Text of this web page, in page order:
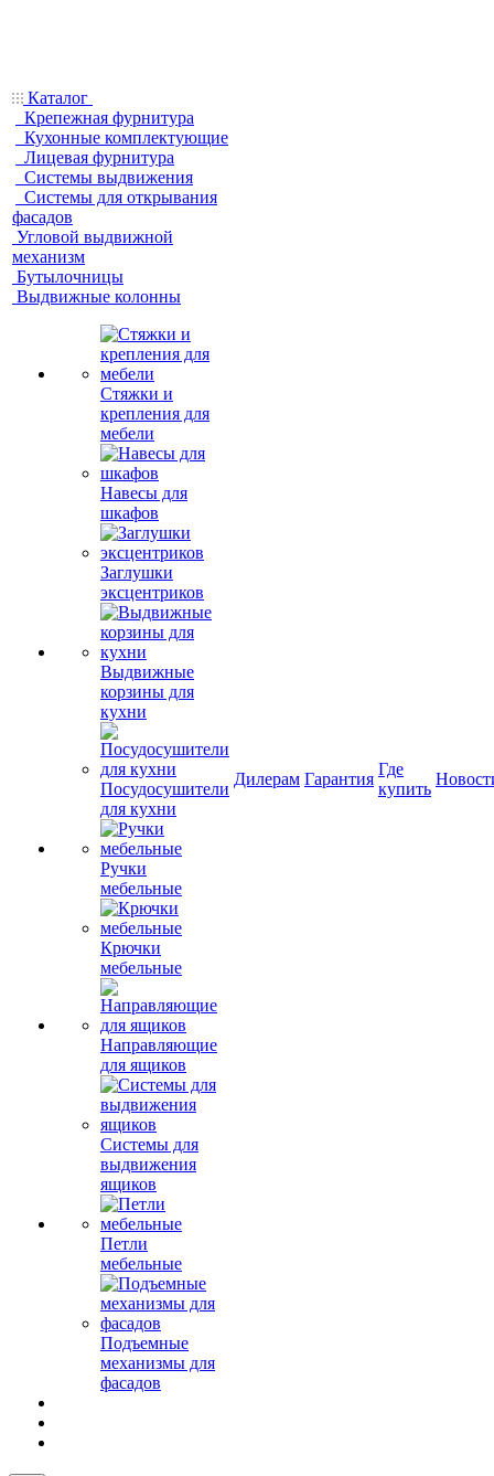
Каталог
Крепежная фурнитура
Кухонные комплектующие
Лицевая фурнитура
Системы выдвижения
Системы для открывания
фасадов
Угловой выдвижной
механизм
Бутылочницы
Выдвижные колонны
Стяжки и
крепления для
мебели
Навесы для
шкафов
Заглушки
эксцентриков
Выдвижные
корзины для
кухни
Посудосушители
для кухни
Ручки
мебельные
Крючки
мебельные
Направляющие
для ящиков
Системы для
выдвижения
ящиков
Петли
мебельные
Подъемные
механизмы для
фасадов
Дилерам Гарантия
Где
купить